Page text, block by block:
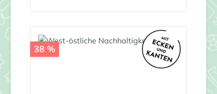
38 %